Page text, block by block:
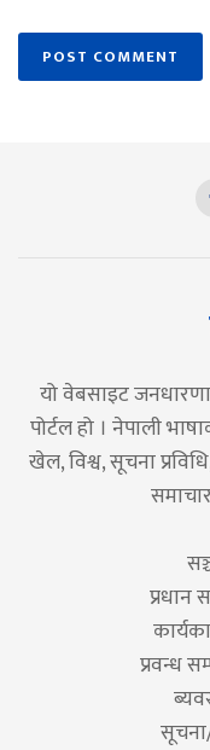
यो वेबसाइट जनधारणा
पोर्टल हो । नेपाली
खेल, विश्व, सूचना
प्रधान
प्रवन्ध
सूचना/